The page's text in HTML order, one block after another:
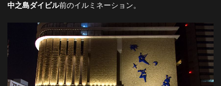
中之島ダイビル前のイルミネーション。